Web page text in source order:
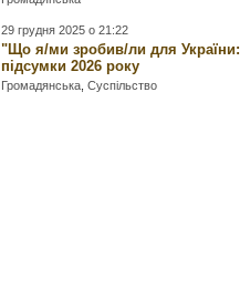
29 грудня 2025 о 21:22
"Що я/ми зробив/ли для України:
підсумки 2026 року
Громадянська ,Суспільство